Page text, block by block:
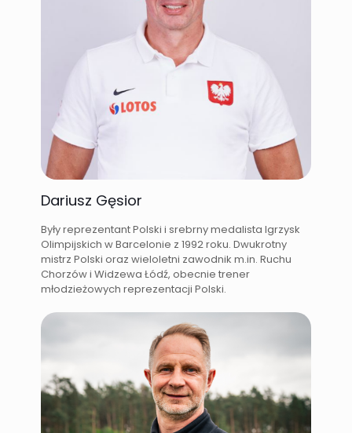
Dariusz Gęsior
Były reprezentant Polski i srebrny medalista Igrzysk
Olimpijskich w Barcelonie z 1992 roku. Dwukrotny
mistrz Polski oraz wieloletni zawodnik m.in. Ruchu
Chorzów i Widzewa Łódź, obecnie trener
młodzieżowych reprezentacji Polski.